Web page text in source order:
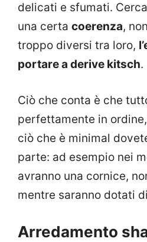
delicati e sfumati.
una certa coerenza,
troppo diversi tra loro,
portare a derive kitsch.
Ciò che conta è che
perfettamente in
ciò che è minimal
parte: ad esempio nei
avranno una cornice,
mentre saranno dotati
Arredamento